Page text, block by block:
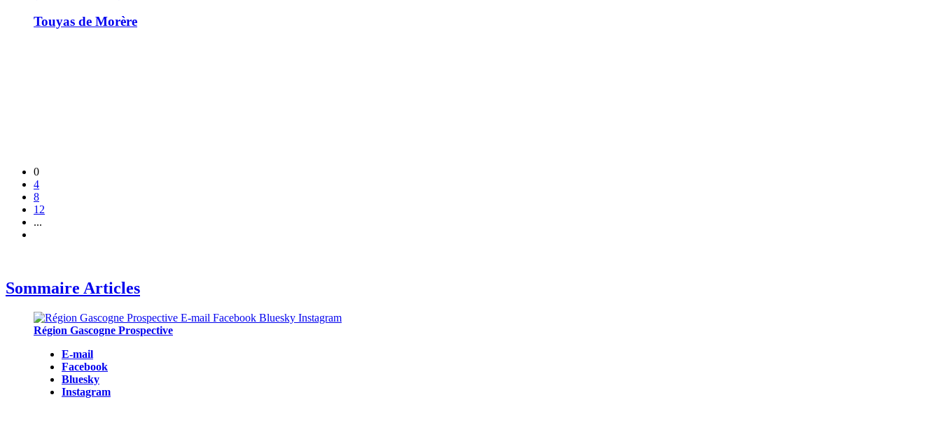
Touyas de Morère
0
4
8
12
...
Sommaire Articles
Région Gascogne Prospective
E-mail
Facebook
Bluesky
Instagram